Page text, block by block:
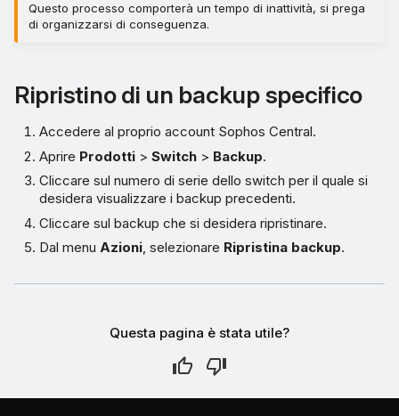
Questo processo comporterà un tempo di inattività, si prega
di organizzarsi di conseguenza.
Ripristino di un backup specifico
Accedere al proprio account Sophos Central.
Aprire Prodotti >Switch > Backup.
Cliccare sul numero di serie dello switch per il quale si
desidera visualizzare i backup precedenti.
Cliccare sul backup che si desidera ripristinare.
Dal menuAzioni, selezionare Ripristina backup.
Questa pagina è stata utile?